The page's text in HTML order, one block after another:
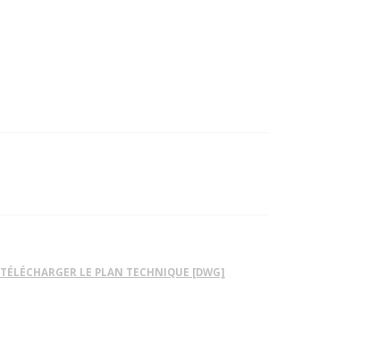
TÉLÉCHARGER LE PLAN TECHNIQUE [DWG]